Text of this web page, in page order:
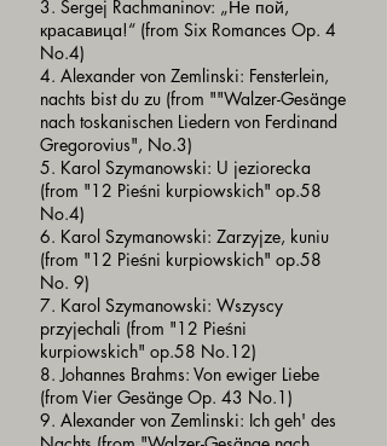
3. Sergej Rachmaninov: „Не пой,
красавицa!“ (from Six Romances Op. 4
No.4)
4. Alexander von Zemlinski: Fensterlein,
nachts bist du zu (from ""Walzer-Gesänge
nach toskanischen Liedern von Ferdinand
Gregorovius", No.3)
5. Karol Szymanowski: U jeziorecka
(from "12 Pieśni kurpiowskich" op.58
No.4)
6. Karol Szymanowski: Zarzyjze, kuniu
(from "12 Pieśni kurpiowskich" op.58
No. 9)
7. Karol Szymanowski: Wszyscy
przyjechali (from "12 Pieśni
kurpiowskich" op.58 No.12)
8. Johannes Brahms: Von ewiger Liebe
(from Vier Gesänge Op. 43 No.1)
9. Alexander von Zemlinski: Ich geh' des